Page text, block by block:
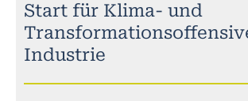
Start für Klima- und
Industrie